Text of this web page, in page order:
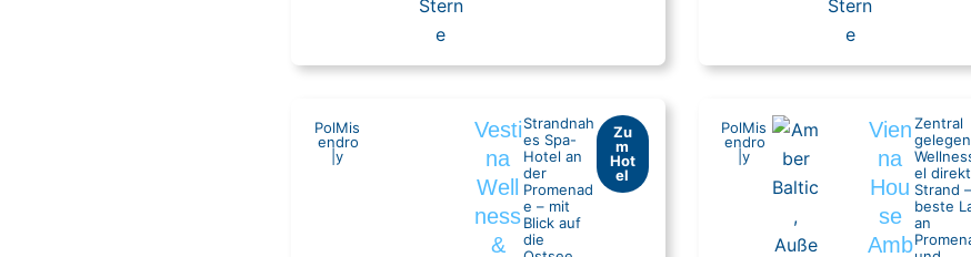
Pol
en
|
Mis
dro
y
Vesti
na
Well
ness
&
Strandnah
es Spa-
Hotel an
der
Promenad
e – mit
Blick auf
die
Zu
m
Hot
el
Pol
en
Mis
dro
y
Vien
na
Hou
se
Amb
Zentral
el
Strand –
beste
an